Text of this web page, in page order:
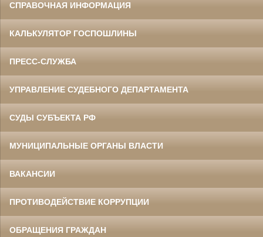
СПРАВОЧНАЯ ИНФОРМАЦИЯ
КАЛЬКУЛЯТОР ГОСПОШЛИНЫ
ПРЕСС-СЛУЖБА
УПРАВЛЕНИЕ СУДЕБНОГО ДЕПАРТАМЕНТА
СУДЫ СУБЪЕКТА РФ
МУНИЦИПАЛЬНЫЕ ОРГАНЫ ВЛАСТИ
ВАКАНСИИ
ПРОТИВОДЕЙСТВИЕ КОРРУПЦИИ
ОБРАЩЕНИЯ ГРАЖДАН